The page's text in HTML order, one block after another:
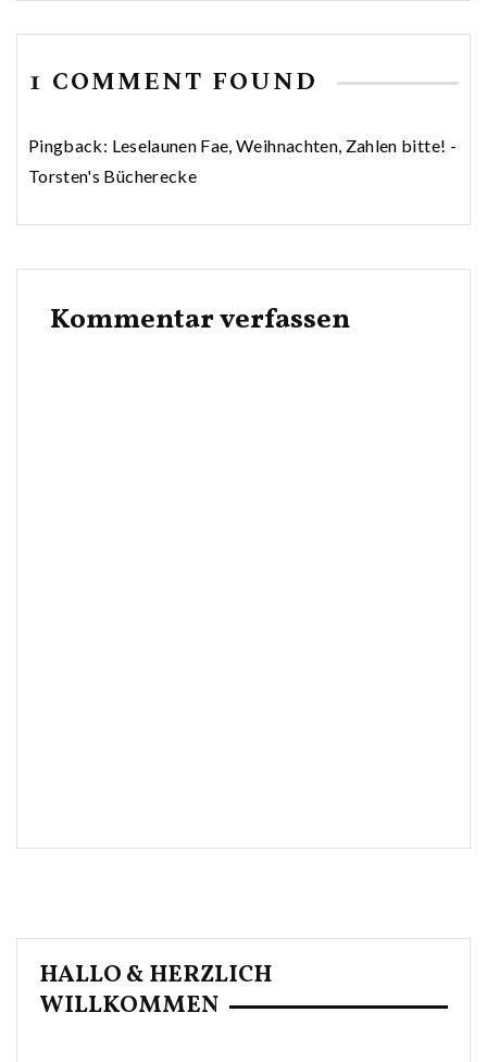
1 COMMENT FOUND
Pingback: Leselaunen Fae, Weihnachten, Zahlen bitte! -
Torsten's Bücherecke
Kommentar verfassen
HALLO & HERZLICH
WILLKOMMEN